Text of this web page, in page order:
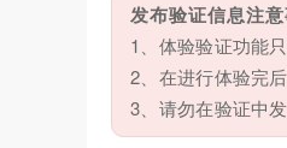
发布验证信息注
1、体验验证功能
2、在进行体验完
3、请勿在验证中